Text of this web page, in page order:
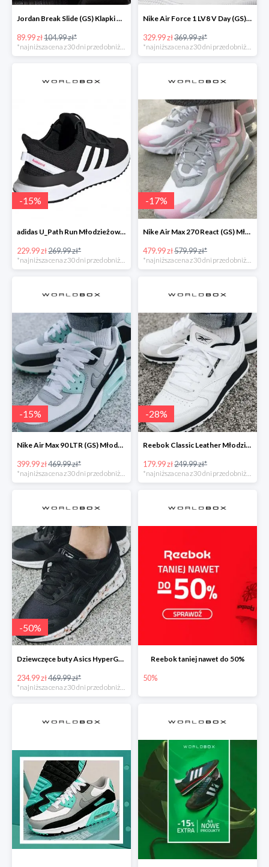
Jordan Break Slide (GS) Klapki Młodzieżowe Czarne
89.99 zł104.99 zł*
Nike Air Force 1 LV8 V Day (GS) Młodzieżowe Różowe
329.99 zł369.99 zł*
-15%
adidas U_Path Run Młodzieżowe Czarne
229.99 zł269.99 zł*
-17%
Nike Air Max 270 React (GS) Młodzieżowe
479.99 zł579.99 zł*
-15%
Nike Air Max 90 LTR (GS) Młodzieżowe
399.99 zł469.99 zł*
*najniższa cena z 30 dni przed obniżką
-28%
Reebok Classic Leather Młodzieżowe
179.99 zł249.99 zł*
*najniższa cena z 30 dni przed obniżką
-50%
Dziewczęce buty Asics HyperGEL-LYTE
234.99 zł469.99 zł*
Reebok taniej nawet do 50%
50%